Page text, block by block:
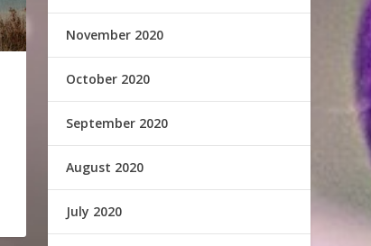
November 2020
October 2020
September 2020
August 2020
July 2020